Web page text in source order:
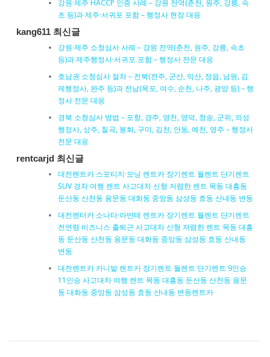
강원·제주 HACCP 인증 사례 – 강원 전역(춘천, 원주, 강릉, 속
초 등)과 제주·서귀포 포함 – 행정사 현장 대응
kang611 최신글
강원·제주 소청심사 사례 – 강원 전역(춘천, 원주, 강릉, 속초
등)과 제주행정사·서귀포 포함 – 행정사 전문 대응
호남권 소청심사 절차 – 전북(전주, 군산, 익산, 정읍, 남원, 김
제행정사, 완주 등)과 전남(목포, 여수, 순천, 나주, 광양 등) – 행
정사 전문 대응
경북 소청심사 방법 – 포항, 경주, 영천, 영덕, 청송, 군위, 의성
행정사, 상주, 칠곡, 봉화, 구미, 김천, 안동, 예천, 영주 – 행정사
전문 대응
rentcarjd 최신글
대전렌트카 스포티지·모닝 렌트카 장기렌트 월렌트 단기렌트
SUV 경차 여행 렌트 사고대차 신형 저렴한 렌트 목동 대흥동
둔산동 산천동 용문동 대화동 중앙동 삼성동 효동 산내동 변동
대전렌터카 소나타·아반테 렌트카 장기렌트 월렌트 단기렌트
전연령 비즈니스 출퇴근 사고대차 신형 저렴한 렌트 목동 대흥
동 둔산동 산천동 용문동 대화동 중앙동 삼성동 효동 산내동
변동
대전렌트카 카니발 렌트카 장기렌트 월렌트 단기렌트 9인승
11인승 사고대차 여행 렌트 목동 대흥동 둔산동 산천동 용문
동 대화동 중앙동 삼성동 효동 산내동 변동렌트카